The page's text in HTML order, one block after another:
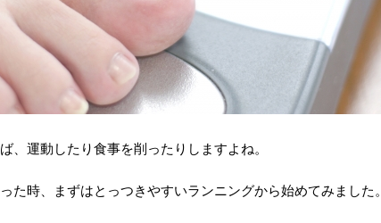
、運動したり食事を削ったりしますよね。
た時、まずはとっつきやすいランニングから始めてみました。